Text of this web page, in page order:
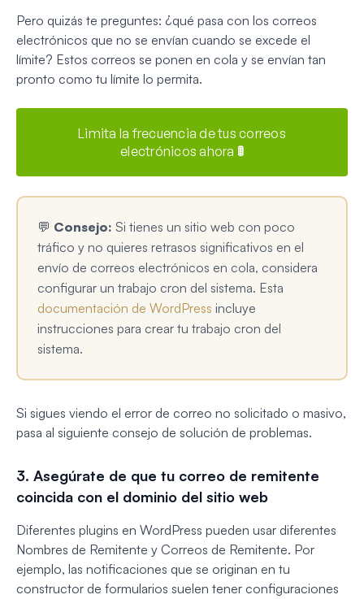
Pero quizás te preguntes: ¿qué pasa con los correos
electrónicos que no se envían cuando se excede el
límite? Estos correos se ponen en cola y se envían tan
pronto como tu límite lo permita.
Limita la frecuencia de tus correos
electrónicos ahora 🚦
💬 Consejo: Si tienes un sitio web con poco
tráfico y no quieres retrasos significativos en el
envío de correos electrónicos en cola, considera
configurar un trabajo cron del sistema. Esta
documentación de WordPress incluye
instrucciones para crear tu trabajo cron del
sistema.
Si sigues viendo el error de correo no solicitado o masivo,
pasa al siguiente consejo de solución de problemas.
3. Asegúrate de que tu correo de remitente
coincida con el dominio del sitio web
Diferentes plugins en WordPress pueden usar diferentes
Nombres de Remitente y Correos de Remitente. Por
ejemplo, las notificaciones que se originan en tu
constructor de formularios suelen tener configuraciones